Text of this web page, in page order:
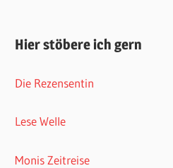
Hier stöbere ich gern
Die Rezensentin
Lese Welle
Monis Zeitreise